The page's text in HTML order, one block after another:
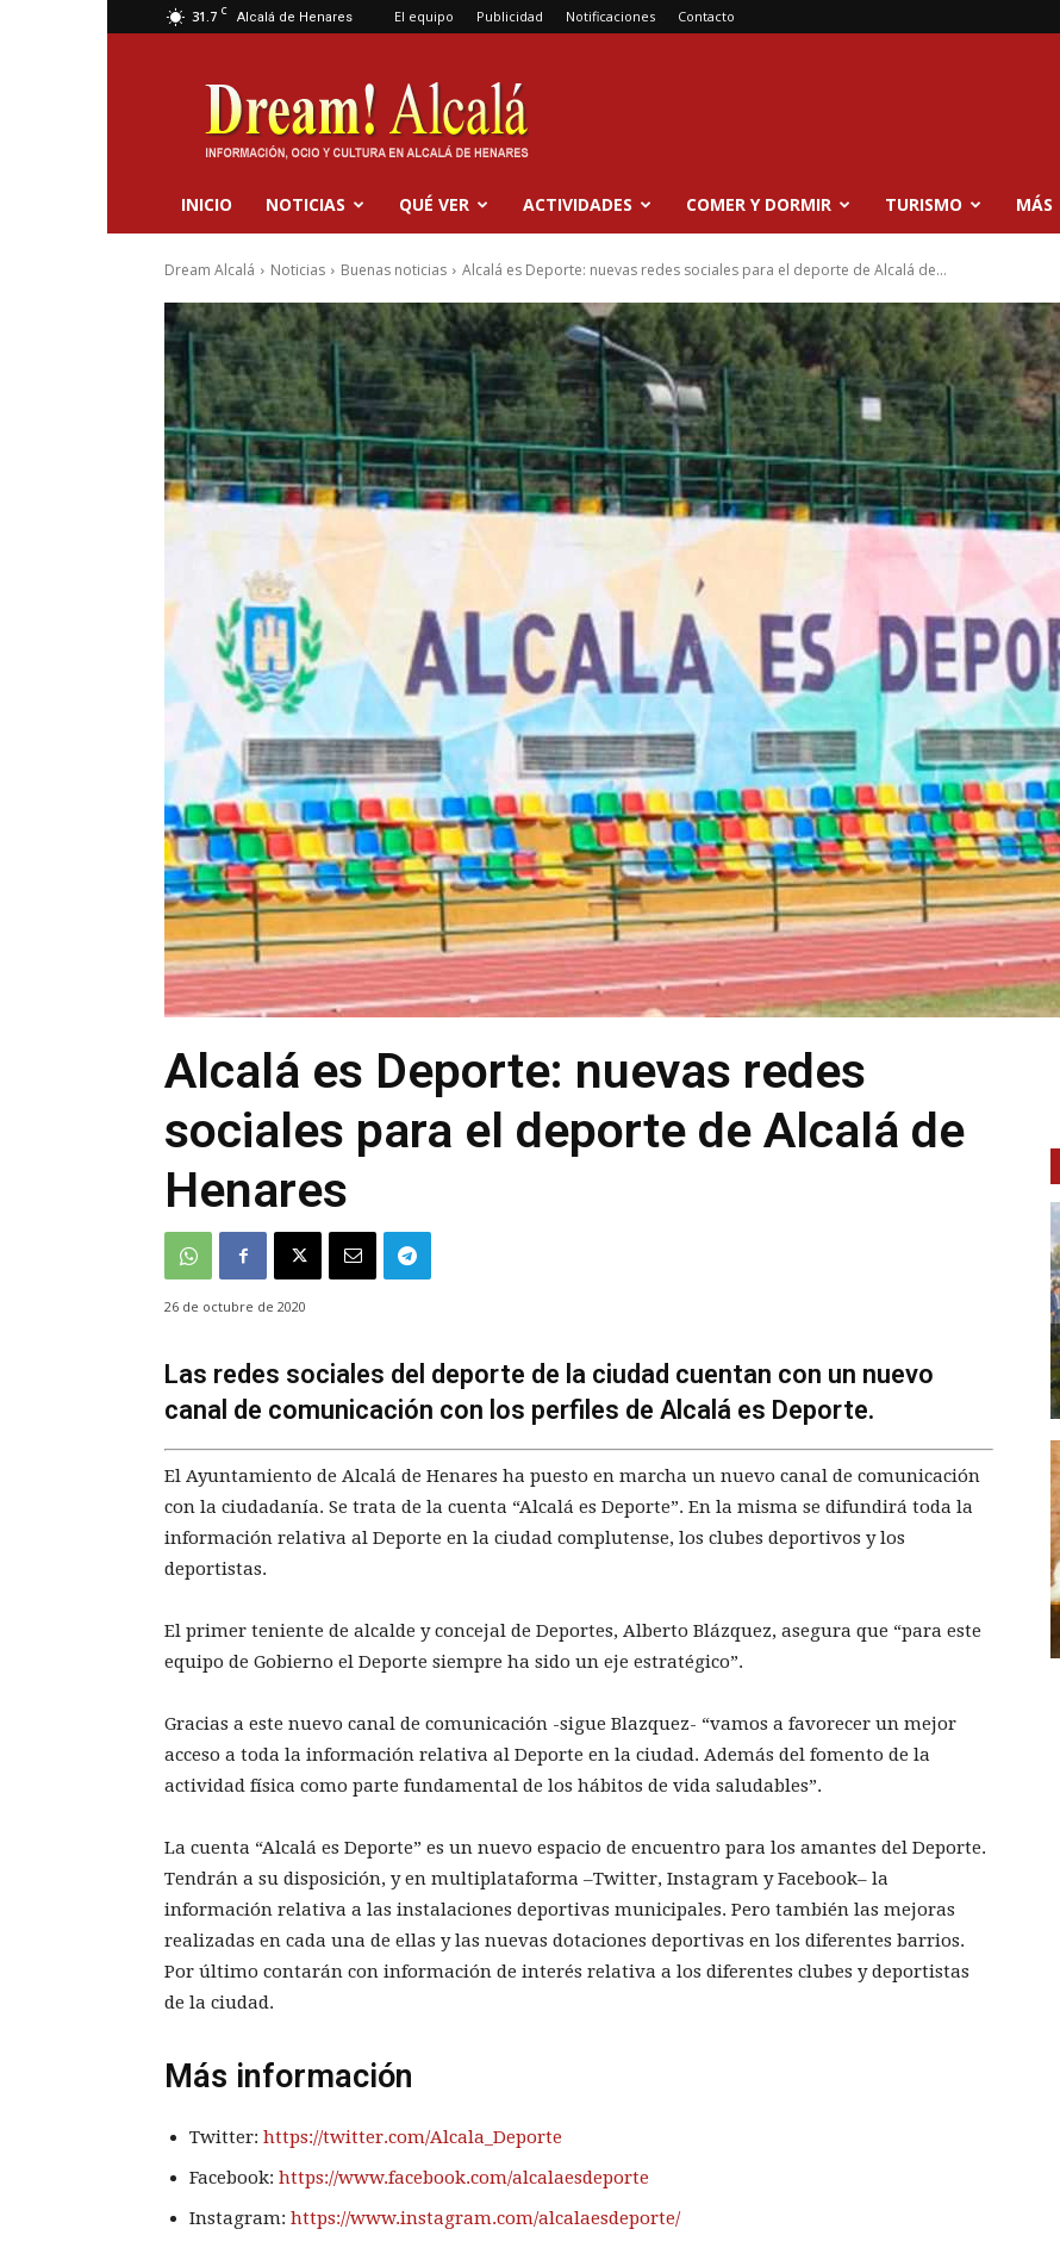
31.7 C Alcalá de Henares El equipo Publicidad Notificaciones Contacto
Dream
Alcalá
INICIO NOTICIAS QUÉ VER ACTIVIDADES COMER Y DORMIR TURISMO MÁS
Dream Alcalá Noticias Buenas noticias Alcalá es Deporte: nuevas redes sociales para el deporte de Alcalá de...
Alcalá es Deporte: nuevas redes
sociales para el deporte de Alcalá de
Henares
26 de octubre de 2020
Las redes sociales del deporte de la ciudad cuentan con un nuevo
canal de comunicación con los perfiles de Alcalá es Deporte.
El Ayuntamiento de Alcalá de Henares ha puesto en marcha un nuevo canal de comunicación
con la ciudadanía. Se trata de la cuenta “Alcalá es Deporte”. En la misma se difundirá toda la
información relativa al Deporte en la ciudad complutense, los clubes deportivos y los
deportistas.
El primer teniente de alcalde y concejal de Deportes, Alberto Blázquez, asegura que “para este
equipo de Gobierno el Deporte siempre ha sido un eje estratégico”.
Gracias a este nuevo canal de comunicación -sigue Blazquez- “vamos a favorecer un mejor
acceso a toda la información relativa al Deporte en la ciudad. Además del fomento de la
actividad física como parte fundamental de los hábitos de vida saludables”.
La cuenta “Alcalá es Deporte” es un nuevo espacio de encuentro para los amantes del Deporte.
Tendrán a su disposición, y en multiplataforma –Twitter, Instagram y Facebook– la
información relativa a las instalaciones deportivas municipales. Pero también las mejoras
realizadas en cada una de ellas y las nuevas dotaciones deportivas en los diferentes barrios.
Por último contarán con información de interés relativa a los diferentes clubes y deportistas
de la ciudad.
Más información
Twitter: https://twitter.com/Alcala_Deporte
Facebook: https://www.facebook.com/alcalaesdeporte
Instagram: https://www.instagram.com/alcalaesdeporte/